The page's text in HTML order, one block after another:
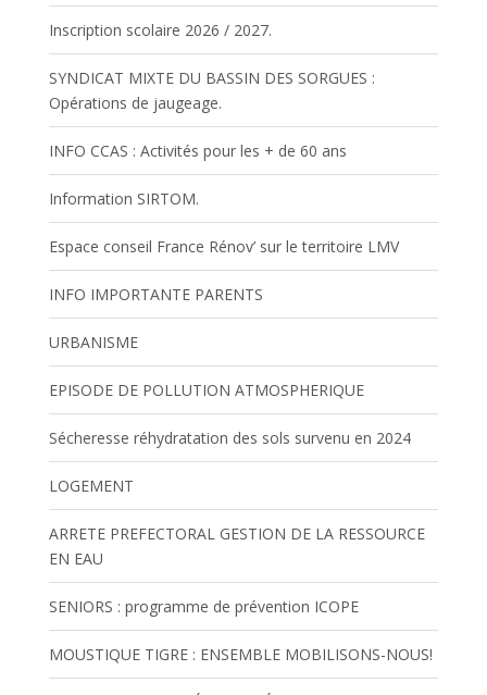
Inscription scolaire 2026 / 2027.
SYNDICAT MIXTE DU BASSIN DES SORGUES :
Opérations de jaugeage.
INFO CCAS : Activités pour les + de 60 ans
Information SIRTOM.
Espace conseil France Rénov’ sur le territoire LMV
INFO IMPORTANTE PARENTS
URBANISME
EPISODE DE POLLUTION ATMOSPHERIQUE
Sécheresse réhydratation des sols survenu en 2024
LOGEMENT
ARRETE PREFECTORAL GESTION DE LA RESSOURCE
EN EAU
SENIORS : programme de prévention ICOPE
MOUSTIQUE TIGRE : ENSEMBLE MOBILISONS-NOUS!